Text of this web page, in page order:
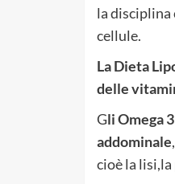
la disciplina
cellule.
La Dieta
delle
Gli Omega
addominale
cioè la